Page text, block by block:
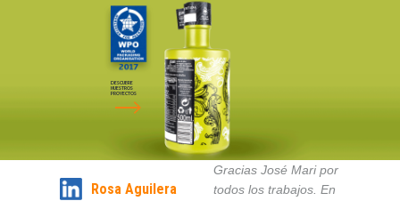
DESCUBRE
NUESTROS
PROYECTOS
Rosa Aguilera
Gracias José Mari por
todos los trabajos. En